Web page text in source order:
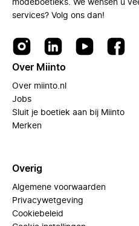
modeboetieks. We wensen u
services? Volg ons dan!
Over Miinto
Over miinto.nl
Jobs
Sluit je boetiek aan bij Miinto
Merken
Overig
Algemene voorwaarden
Privacywetgeving
Cookiebeleid